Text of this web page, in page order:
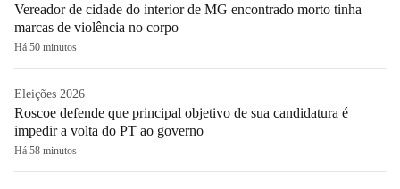
Vereador de cidade do interior de MG encontrado morto tinha
marcas de violência no corpo
Há 50 minutos
Eleições 2026
Roscoe defende que principal objetivo de sua candidatura é
impedir a volta do PT ao governo
Há 58 minutos